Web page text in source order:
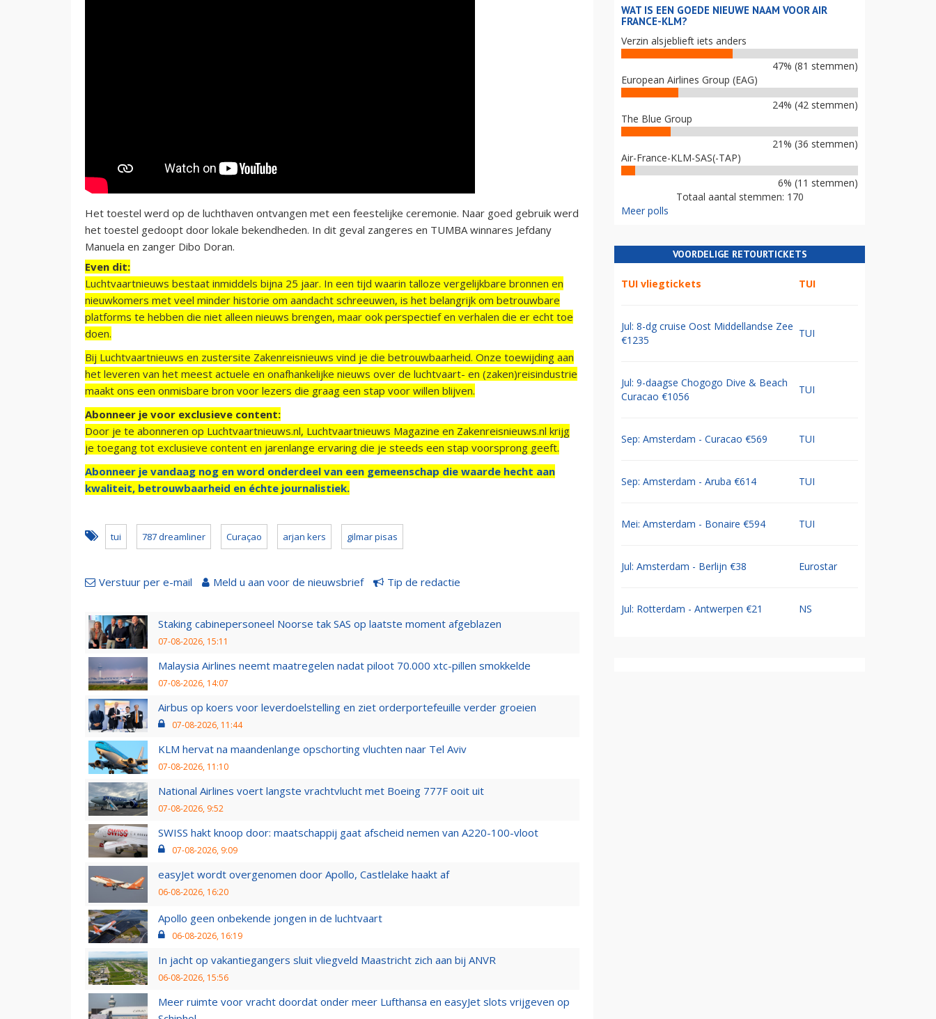
Het toestel werd op de luchthaven ontvangen met een feestelijke ceremonie. Naar goed gebruik werd
het toestel gedoopt door lokale bekendheden. In dit geval zangeres en TUMBA winnares Jefdany
Manuela en zanger Dibo Doran.
Even dit:
Luchtvaartnieuws bestaat inmiddels bijna 25 jaar. In een tijd waarin talloze vergelijkbare bronnen en
nieuwkomers met veel minder historie om aandacht schreeuwen, is het belangrijk om betrouwbare
platforms te hebben die niet alleen nieuws brengen, maar ook perspectief en verhalen die er echt toe
doen.
Bij Luchtvaartnieuws en zustersite Zakenreisnieuws vind je die betrouwbaarheid. Onze toewijding aan
het leveren van het meest actuele en onafhankelijke nieuws over de luchtvaart- en (zaken)reisindustrie
maakt ons een onmisbare bron voor lezers die graag een stap voor willen blijven.
Abonneer je voor exclusieve content:
Door je te abonneren op Luchtvaartnieuws.nl, Luchtvaartnieuws Magazine en Zakenreisnieuws.nl krijg
je toegang tot exclusieve content en jarenlange ervaring die je steeds een stap voorsprong geeft.
Abonneer je vandaag nog en word onderdeel van een gemeenschap die waarde hecht aan
kwaliteit, betrouwbaarheid en échte journalistiek.
tui 787 dreamliner Curaçao arjan kers gilmar pisas
Verstuur per e-mail Meld u aan voor de nieuwsbrief Tip de redactie
Staking cabinepersoneel Noorse tak SAS op laatste moment afgeblazen
07-08-2026, 15:11
Malaysia Airlines neemt maatregelen nadat piloot 70.000 xtc-pillen smokkelde
07-08-2026, 14:07
Airbus op koers voor leverdoelstelling en ziet orderportefeuille verder groeien
07-08-2026, 11:44
KLM hervat na maandenlange opschorting vluchten naar Tel Aviv
07-08-2026, 11:10
National Airlines voert langste vrachtvlucht met Boeing 777F ooit uit
07-08-2026, 9:52
SWISS hakt knoop door: maatschappij gaat afscheid nemen van A220-100-vloot
07-08-2026, 9:09
easyJet wordt overgenomen door Apollo, Castlelake haakt af
06-08-2026, 16:20
Apollo geen onbekende jongen in de luchtvaart
06-08-2026, 16:19
In jacht op vakantiegangers sluit vliegveld Maastricht zich aan bij ANVR
06-08-2026, 15:56
Meer ruimte voor vracht doordat onder meer Lufthansa en easyJet slots vrijgeven op
WAT IS EEN GOEDE NIEUWE NAAM VOOR AIR
FRANCE-KLM?
Verzin alsjeblieft iets anders
47% (81 stemmen)
European Airlines Group (EAG)
24% (42 stemmen)
The Blue Group
21% (36 stemmen)
Air-France-KLM-SAS(-TAP)
6% (11 stemmen)
Totaal aantal stemmen: 170
Meer polls
VOORDELIGE RETOURTICKETS
TUI vliegtickets TUI
Jul: 8-dg cruise Oost Middellandse Zee
€1235
TUI
Jul: 9-daagse Chogogo Dive & Beach
Curacao €1056
TUI
Sep: Amsterdam - Curacao €569 TUI
Sep: Amsterdam - Aruba €614 TUI
Mei: Amsterdam - Bonaire €594 TUI
Jul: Amsterdam - Berlijn €38 Eurostar
Jul: Rotterdam - Antwerpen €21 NS